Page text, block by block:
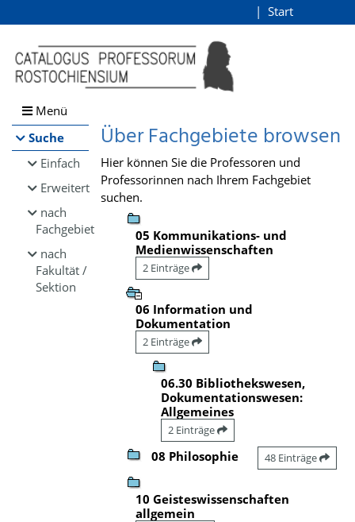
Browsen
direkt zum Inhalt
Start
Menü
Suche
Einfach
Erweitert
nach
Fachgebiet
nach
Fakultät /
Sektion
Über Fachgebiete browsen
Hier können Sie die Professoren und
Professorinnen nach Ihrem Fachgebiet
suchen.
05 Kommunikations- und
Medienwissenschaften
2 Einträge
06 Information und
Dokumentation
2 Einträge
06.30 Bibliothekswesen,
Dokumentationswesen:
Allgemeines
2 Einträge
08 Philosophie 48 Einträge
10 Geisteswissenschaften
allgemein